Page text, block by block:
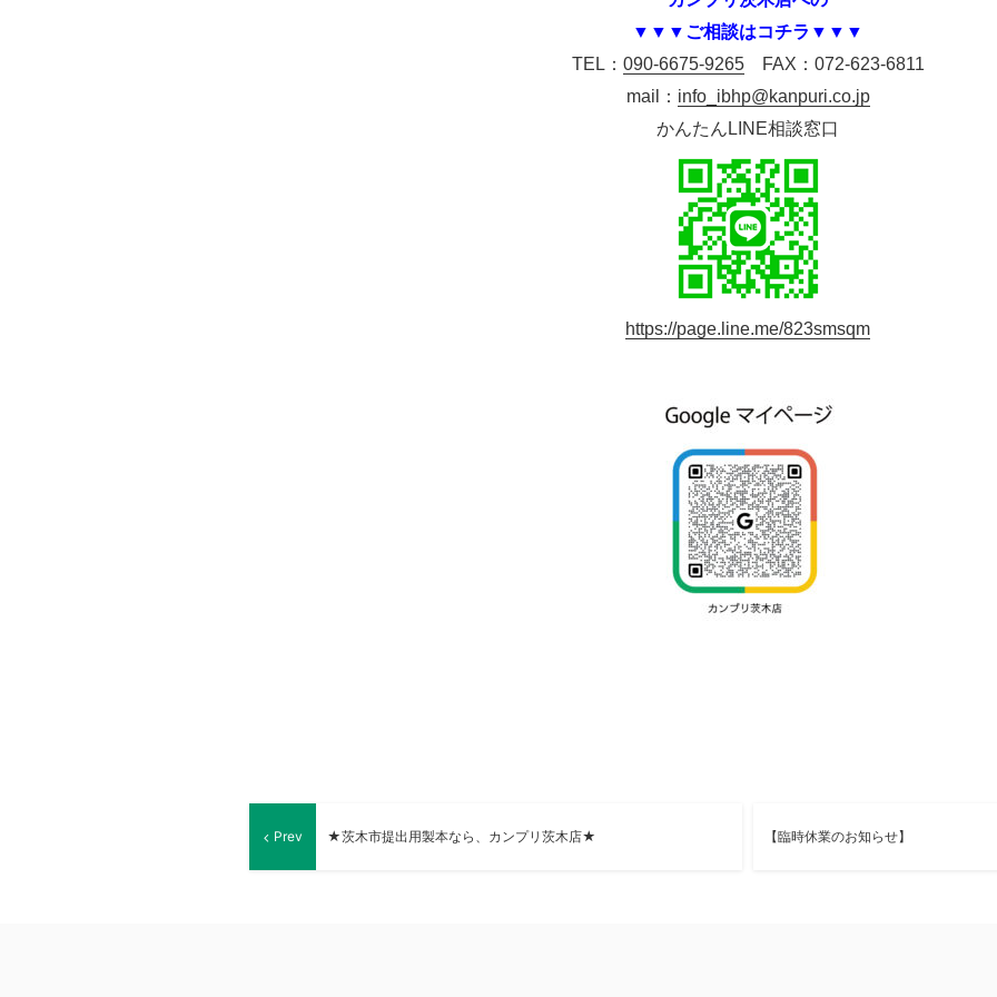
▼▼▼ご相談はコチラ▼▼▼
TEL： 090-6675-9265FAX：072-623-6811
mail： info_ibhp@kanpuri.co.jp
かんたんLINE相談窓口
https://page.line.me/823smsqm
Prev ★茨木市提出用製本なら、カンプリ茨木店★ 【臨時休業のお知らせ】